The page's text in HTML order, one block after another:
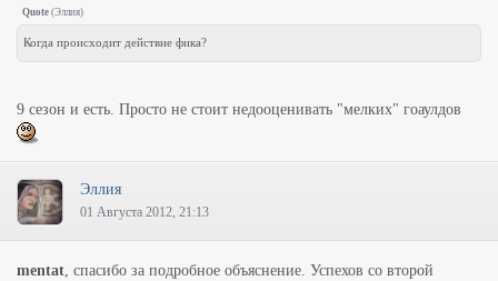
Quote (Эллия)
Когда происходит действие фика?
9 сезон и есть. Просто не стоит недооценивать "мелких" гоаулдов
Эллия
01 Августа 2012, 21:13
mentat, спасибо за подробное объяснение. Успехов со второй